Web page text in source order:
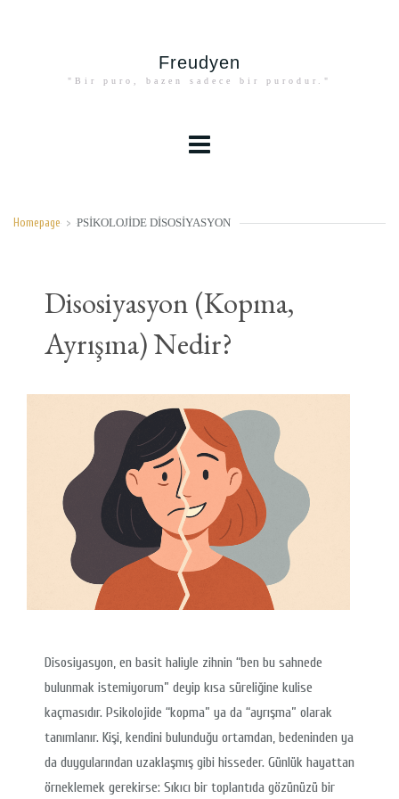
Freudyen
"Bir puro, bazen sadece bir purodur."
Homepage > PSIKOLOJIDE DISOSIYASYON
Disosiyasyon (Kopma,
Ayrışma) Nedir?
Disosiyasyon, en basit haliyle zihnin “ben bu sahnede
bulunmak istemiyorum” deyip kısa süreliğine kulise
kaçmasıdır. Psikolojide “kopma” ya da “ayrışma” olarak
tanımlanır. Kişi, kendini bulunduğu ortamdan, bedeninden ya
da duygularından uzaklaşmış gibi hisseder. Günlük hayattan
örneklemek gerekirse: Sıkıcı bir toplantıda gözünüzü bir